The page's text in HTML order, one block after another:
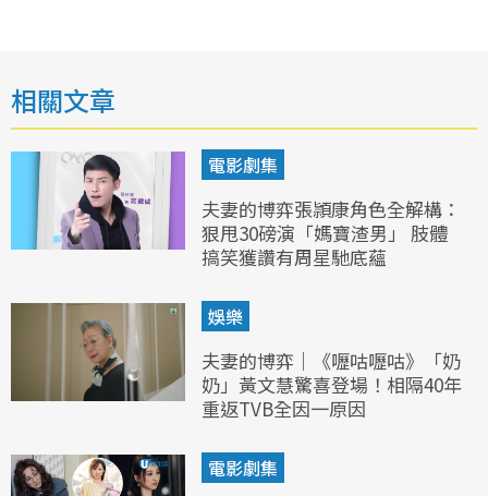
相關文章
電影劇集
夫妻的博弈張頴康角色全解構：
狠甩30磅演「媽寶渣男」 肢體
搞笑獲讚有周星馳底蘊
娛樂
夫妻的博弈｜《嚦咕嚦咕》「奶
奶」黃文慧驚喜登場！相隔40年
重返TVB全因一原因
電影劇集